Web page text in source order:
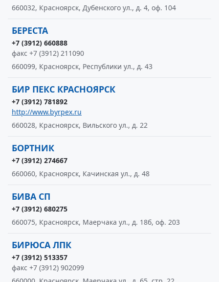
660032, Красноярск, Дубенского ул., д. 4, оф. 104
БЕРЕСТА
+7 (3912) 660888
факс +7 (3912) 211090
660099, Красноярск, Республики ул., д. 43
БИР ПЕКС КРАСНОЯРСК
+7 (3912) 781892
http://www.byrpex.ru
660028, Красноярск, Вильского ул., д. 22
БОРТНИК
+7 (3912) 274667
660060, Красноярск, Качинская ул., д. 48
БИВА СП
+7 (3912) 680275
660075, Красноярск, Маерчака ул., д. 18б, оф. 203
БИРЮСА ЛПК
+7 (3912) 513357
факс +7 (3912) 902099